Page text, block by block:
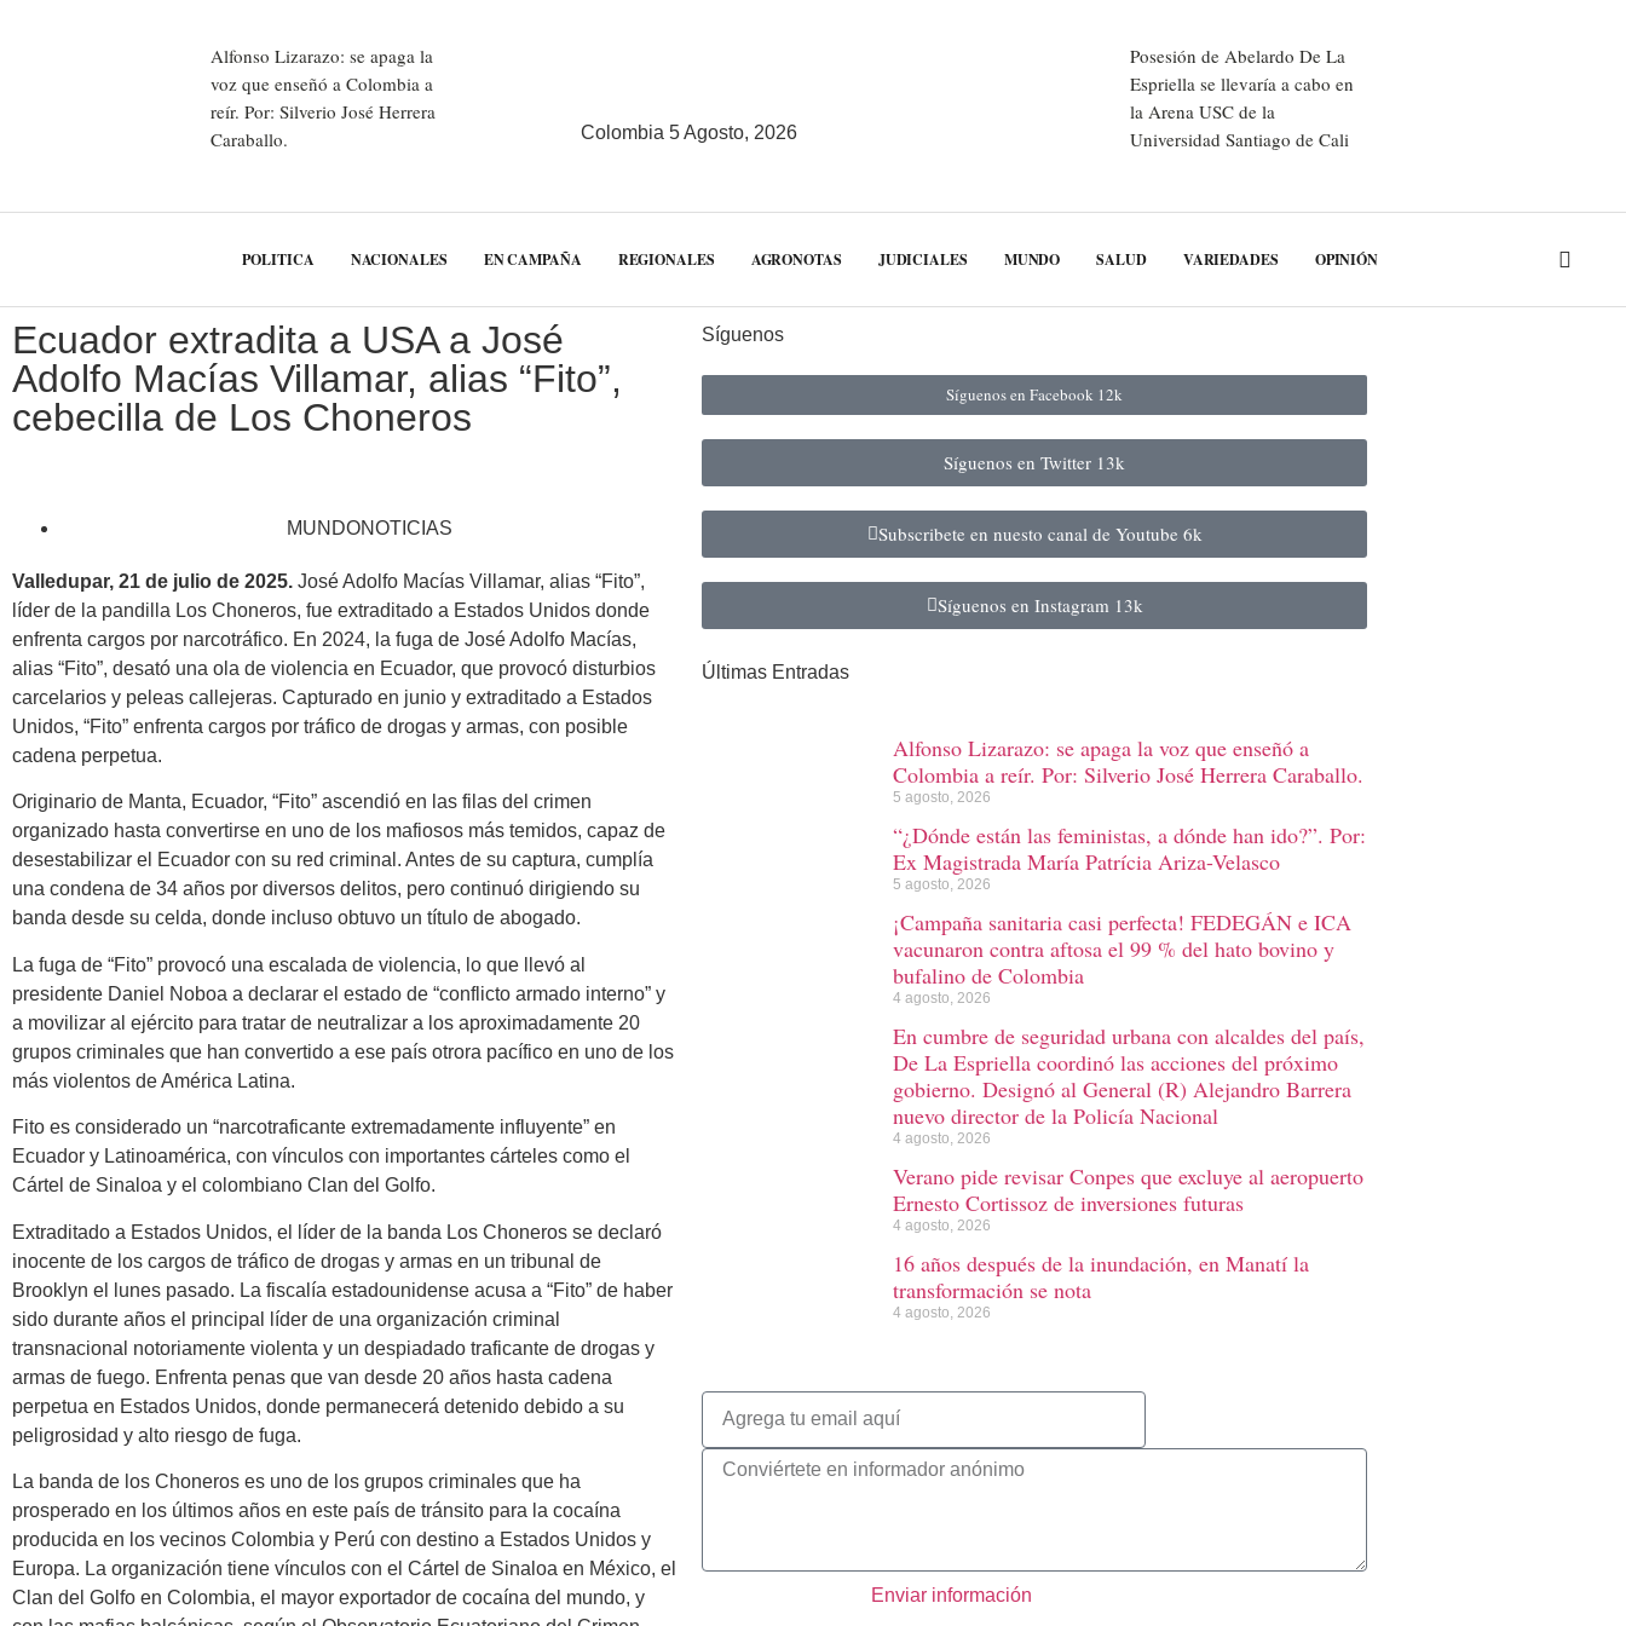
Alfonso Lizarazo: se apaga la
voz que enseñó a Colombia a
reír. Por: Silverio José Herrera
Caraballo.
Colombia 5 Agosto, 2026
Posesión de Abelardo De La
Espriella se llevaría a cabo en
la Arena USC de la
Universidad Santiago de Cali
POLITICA NACIONALES EN CAMPAÑA REGIONALES AGRONOTAS JUDICIALES MUNDO SALUD VARIEDADES OPINIÓN
Ecuador extradita a USA a José
Adolfo Macías Villamar, alias “Fito”,
cebecilla de Los Choneros
MUNDONOTICIAS
Valledupar, 21 de julio de 2025. José Adolfo Macías Villamar, alias “Fito”,
líder de la pandilla Los Choneros, fue extraditado a Estados Unidos donde
enfrenta cargos por narcotráfico. En 2024, la fuga de José Adolfo Macías,
alias “Fito”, desató una ola de violencia en Ecuador, que provocó disturbios
carcelarios y peleas callejeras. Capturado en junio y extraditado a Estados
Unidos, “Fito” enfrenta cargos por tráfico de drogas y armas, con posible
cadena perpetua.
Originario de Manta, Ecuador, “Fito” ascendió en las filas del crimen
organizado hasta convertirse en uno de los mafiosos más temidos, capaz de
desestabilizar el Ecuador con su red criminal. Antes de su captura, cumplía
una condena de 34 años por diversos delitos, pero continuó dirigiendo su
banda desde su celda, donde incluso obtuvo un título de abogado.
La fuga de “Fito” provocó una escalada de violencia, lo que llevó al
presidente Daniel Noboa a declarar el estado de “conflicto armado interno” y
a movilizar al ejército para tratar de neutralizar a los aproximadamente 20
grupos criminales que han convertido a ese país otrora pacífico en uno de los
más violentos de América Latina.
Fito es considerado un “narcotraficante extremadamente influyente” en
Ecuador y Latinoamérica, con vínculos con importantes cárteles como el
Cártel de Sinaloa y el colombiano Clan del Golfo.
Extraditado a Estados Unidos, el líder de la banda Los Choneros se declaró
inocente de los cargos de tráfico de drogas y armas en un tribunal de
Brooklyn el lunes pasado. La fiscalía estadounidense acusa a “Fito” de haber
sido durante años el principal líder de una organización criminal
transnacional notoriamente violenta y un despiadado traficante de drogas y
armas de fuego. Enfrenta penas que van desde 20 años hasta cadena
perpetua en Estados Unidos, donde permanecerá detenido debido a su
peligrosidad y alto riesgo de fuga.
La banda de los Choneros es uno de los grupos criminales que ha
prosperado en los últimos años en este país de tránsito para la cocaína
producida en los vecinos Colombia y Perú con destino a Estados Unidos y
Europa. La organización tiene vínculos con el Cártel de Sinaloa en México, el
Clan del Golfo en Colombia, el mayor exportador de cocaína del mundo, y
Síguenos
Síguenos en Facebook 12k
Síguenos en Twitter 13k
Subscribete en nuesto canal de Youtube 6k
Síguenos en Instagram 13k
Últimas Entradas
Alfonso Lizarazo: se apaga la voz que enseñó a
Colombia a reír. Por: Silverio José Herrera Caraballo.
5 agosto, 2026
“¿Dónde están las feministas, a dónde han ido?”. Por:
Ex Magistrada María Patrícia Ariza-Velasco
5 agosto, 2026
¡Campaña sanitaria casi perfecta! FEDEGÁN e ICA
vacunaron contra aftosa el 99 % del hato bovino y
bufalino de Colombia
4 agosto, 2026
En cumbre de seguridad urbana con alcaldes del país,
De La Espriella coordinó las acciones del próximo
gobierno. Designó al General (R) Alejandro Barrera
nuevo director de la Policía Nacional
4 agosto, 2026
Verano pide revisar Conpes que excluye al aeropuerto
Ernesto Cortissoz de inversiones futuras
4 agosto, 2026
16 años después de la inundación, en Manatí la
transformación se nota
4 agosto, 2026
Enviar información